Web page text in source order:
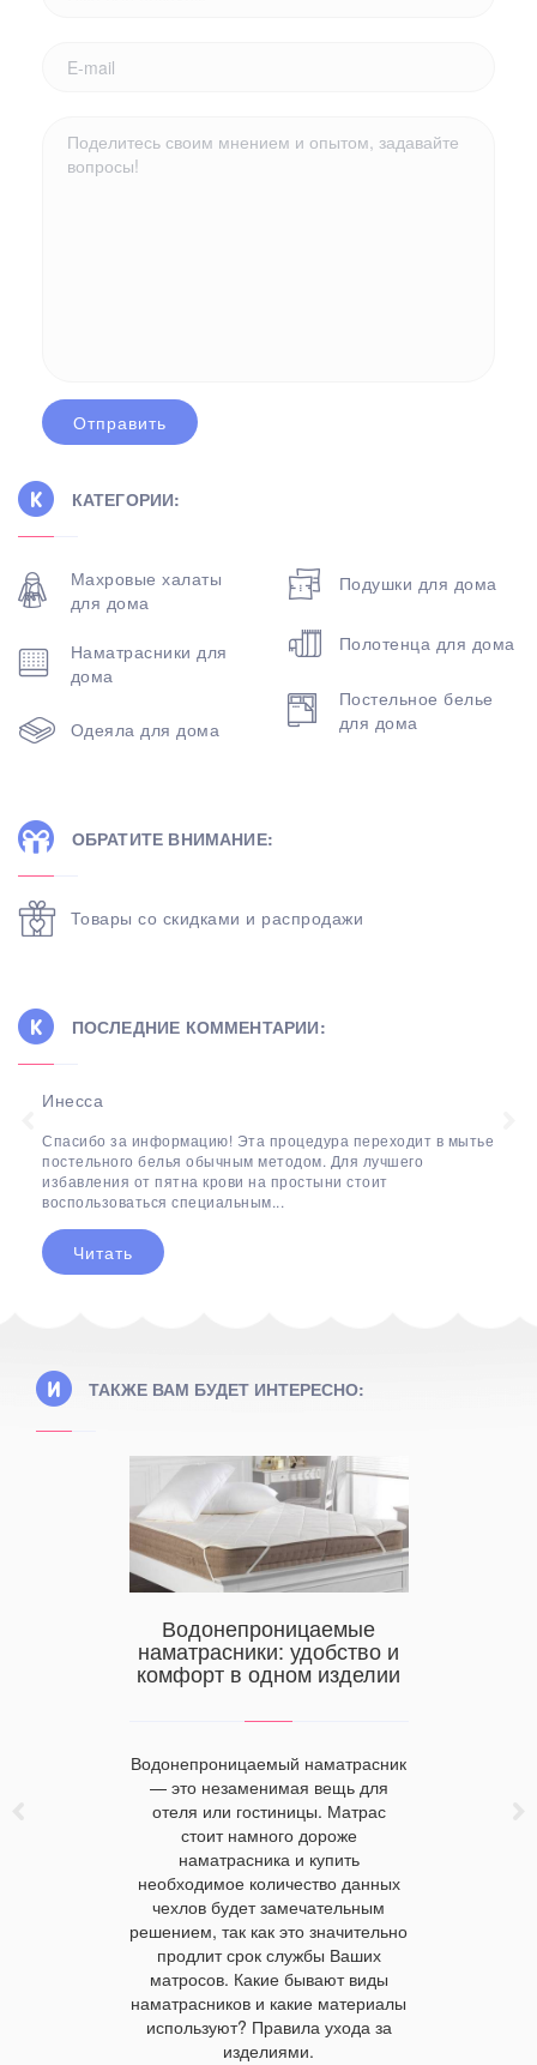
КАТЕГОРИИ:
Махровые халаты
для дома
Наматрасники для
дома
Одеяла для дома
Подушки для дома
Полотенца для дома
Постельное белье
для дома
ОБРАТИТЕ ВНИМАНИЕ:
Товары со скидками и распродажи
ПОСЛЕДНИЕ КОММЕНТАРИИ:
Инесса
Спасибо за информацию! Эта процедура переходит в мытье
постельного белья обычным методом. Для лучшего
избавления от пятна крови на простыни стоит
воспользоваться специальным...
Читать
ТАКЖЕ ВАМ БУДЕТ ИНТЕРЕСНО:
Водонепроницаемые
наматрасники: удобство и
комфорт в одном изделии
Водонепроницаемый наматрасник
— это незаменимая вещь для
отеля или гостиницы. Матрас
стоит намного дороже
наматрасника и купить
необходимое количество данных
чехлов будет замечательным
решением, так как это значительно
продлит срок службы Ваших
матросов. Какие бывают виды
наматрасников и какие материалы
используют? Правила ухода за
изделиями.